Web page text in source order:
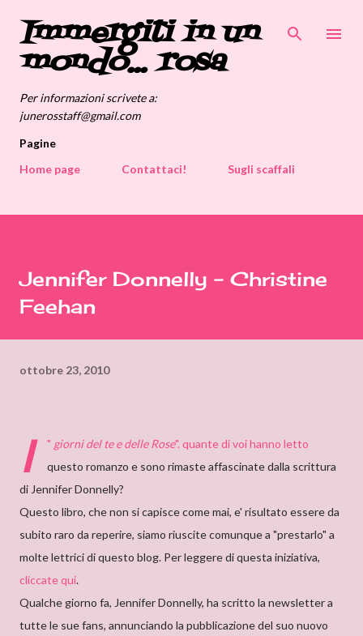
Passa ai contenuti principali
Immergiti in un
mondo... rosa
Per informazioni scrivete a:
junerosstaff@gmail.com
Pagine
Home page
Contattaci! Sugli scaffali
Jennifer Donnelly - Christine
Feehan
ottobre 23, 2010
"
I giorni del te e delle Rose". quante di voi hanno letto
questo romanzo e sono rimaste affascinate dalla scrittura
di Jennifer Donnelly?
Questo libro, che non si capisce come mai, e' risultato essere da
subito raro da reperire, siamo riuscite comunque a "prestarlo" a
molte lettrici di questo blog. Per leggere di questa iniziativa,
cliccate qui.
Qualche giorno fa, Jennifer Donnelly, ha scritto la newsletter a
tutte le sue fans, annunciando la pubblicazione del suo nuovo